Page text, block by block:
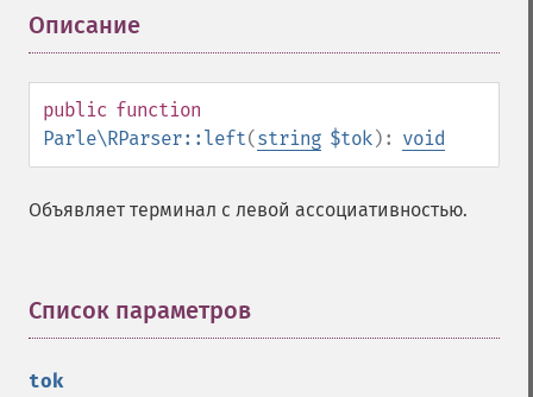
Описание
public function
Parle\RParser::left(string $tok): void
Объявляет терминал с левой ассоциативностью.
Список параметров
tok